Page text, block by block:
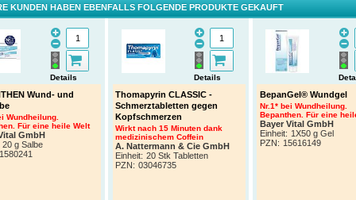
KUNDEN HABEN EBENFALLS FOLGENDE PRODUKTE GEKAUFT
Wund- und
Wundheilung.
Für eine heile Welt
GmbH
20 g Salbe
Details
Thomapyrin CLASSIC -
Schmerztabletten gegen
Kopfschmerzen
Wirkt nach 15 Minuten dank
medizinischem Coffein
A. Nattermann & Cie GmbH
Einheit: 20 Stk Tabletten
PZN: 03046735
Details
BepanGel® Wundgel
Nr.1* bei Wundheilung.
Bepanthen. Für eine
Bayer Vital GmbH
Einheit: 1X50 g Gel
PZN: 15616149